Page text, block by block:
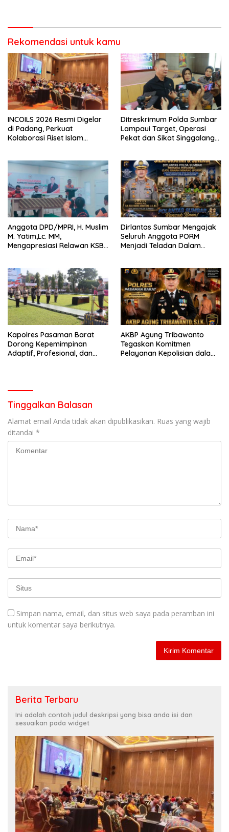
Rekomendasi untuk kamu
INCOILS 2026 Resmi Digelar
di Padang, Perkuat
Kolaborasi Riset Islam
Ditreskrimum Polda Sumbar
Lampaui Target, Operasi
Pekat dan Sikat Singgalang
Anggota DPD/MPRI, H. Muslim
M. Yatim,Lc. MM,
Mengapresiasi Relawan KSB
Bencana
Dirlantas Sumbar Mengajak
Seluruh Anggota PORM
Menjadi Teladan Dalam
Perlengkapan Keselamatan
Berkendara
Kapolres Pasaman Barat
Dorong Kepemimpinan
Adaptif, Profesional, dan
AKBP Agung Tribawanto
Tegaskan Komitmen
Pelayanan Kepolisian dalam
Tinggalkan Balasan
Alamat email Anda tidak akan dipublikasikan. Ruas yang wajib
ditandai *
Simpan nama, email, dan situs web saya pada peramban ini
untuk komentar saya berikutnya.
Berita Terbaru
Ini adalah contoh judul deskripsi yang bisa anda isi dan
sesuaikan pada widget